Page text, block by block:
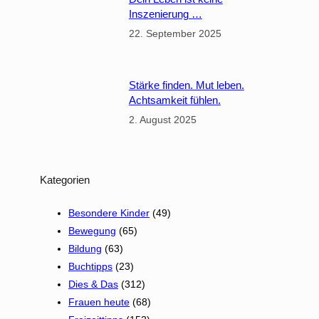
Inszenierung …
22. September 2025
Stärke finden. Mut leben.
Achtsamkeit fühlen.
2. August 2025
Kategorien
Besondere Kinder (49)
Bewegung (65)
Bildung (63)
Buchtipps (23)
Dies & Das (312)
Frauen heute (68)